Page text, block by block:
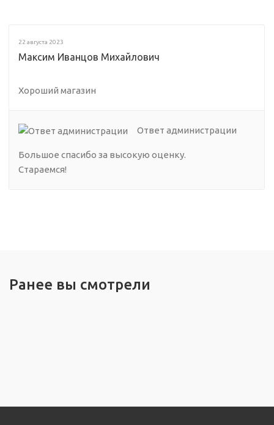
22 августа 2023
Максим Иванцов Михайлович
Хороший магазин
Ответ администрации
Большое спасибо за высокую оценку.
Стараемся!
Ранее вы смотрели